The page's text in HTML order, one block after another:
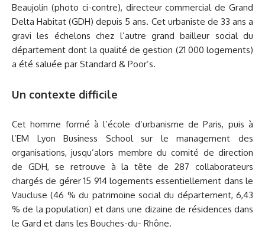
Beaujolin (photo ci-contre), directeur commercial de Grand
Delta Habitat (GDH) depuis 5 ans. Cet urbaniste de 33 ans a
gravi les échelons chez l’autre grand bailleur social du
département dont la qualité de gestion (21 000 logements)
a été saluée par Standard & Poor’s.
Un contexte difficile
Cet homme formé à l’école d’urbanisme de Paris, puis à
l’EM Lyon Business School sur le management des
organisations, jusqu’alors membre du comité de direction
de GDH, se retrouve à la tête de 287 collaborateurs
chargés de gérer 15 914 logements essentiellement dans le
Vaucluse (46 % du patrimoine social du département, 6,43
% de la population) et dans une dizaine de résidences dans
le Gard et dans les Bouches-du- Rhône.